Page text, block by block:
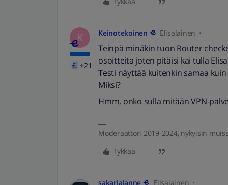
K
+21
Keinotekoinen Elisalainen
Teinpä minäkin tuon Router
osoitteita joten pitäisi kai tulla
Testi näyttää kuitenkin samaa
Miksi?
Hmm, onko sulla mitään VPN-
Moderaattori 2019-2024, nykyisin
Tykkää
sakarialanne Elisalainen